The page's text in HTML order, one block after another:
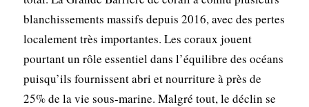
blanchissements massifs depuis 2016, avec des pertes
localement très importantes. Les coraux jouent
pourtant un rôle essentiel dans l’équilibre des océans
puisqu’ils fournissent abri et nourriture à près de
25% de la vie sous-marine. Malgré tout, le déclin se